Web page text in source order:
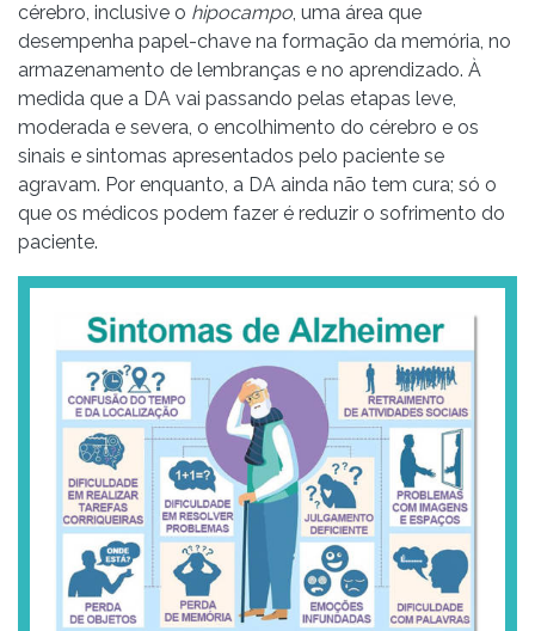
cérebro, inclusive o hipocampo, uma área que
desempenha papel-chave na formação da memória, no
armazenamento de lembranças e no aprendizado. À
medida que a DA vai passando pelas etapas leve,
moderada e severa, o encolhimento do cérebro e os
sinais e sintomas apresentados pelo paciente se
agravam. Por enquanto, a DA ainda não tem cura; só o
que os médicos podem fazer é reduzir o sofrimento do
paciente.